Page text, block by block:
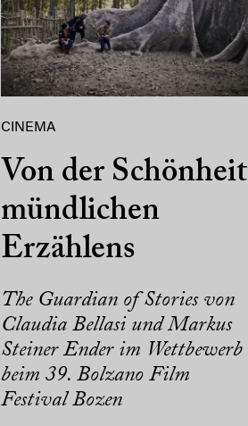
CINEMA
Von der Schönheit
mündlichen
Erzählens
The Guardian of Stories von
Claudia Bellasi und Markus
Steiner Ender im Wettbewerb
beim 39. Bolzano Film
Festival Bozen